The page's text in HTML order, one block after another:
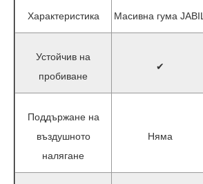
Характеристика Масивна гума JABIL
Устойчив на
пробиване
✔
Поддържане на
въздушното
налягане
Няма